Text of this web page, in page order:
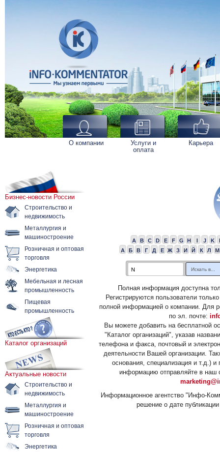
О компании
Услуги и
оплата
Карьера
Бизнес-новости России
Строительство и
недвижимость
Металлургия и
машиностроение
Розничная и оптовая
торговля
Энергетика
Мебельная и лесная
промышленность
Пищевая
промышленность
Каталог организаций
Актуальные новости
Строительство и
недвижимость
Металлургия и
машиностроение
Розничная и оптовая
торговля
Энергетика
A B C D E F G H I J K
А
Б В Г Д Е Ж З И Й К Л М
Полная информация доступна
Регистрируются пользователи
полной информацией о компании. Для
по эл. почте:
Вы можете добавить на бесплатной
"Каталог организаций", указав
телефона и факса, почтовый и
деятельности Вашей организации.
основания, специализация и т.д.)
информацию отправляйте в наш
Информационное агентство "Инфо-
решение о дате